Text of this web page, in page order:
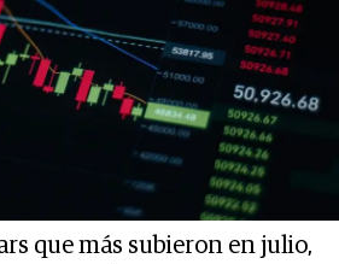
que más subieron en julio,